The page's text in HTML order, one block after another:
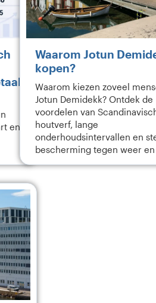
en
Waarom Jotun
kopen?​
Waarom kiezen zoveel
Jotun Demidekk? Ontdek de
voordelen van
houtverf, lange
onderhoudsintervallen en
bescherming tegen weer en